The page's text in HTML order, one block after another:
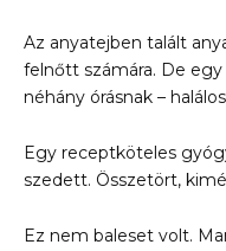
Az anyatejben talált
felnőtt számára. De
néhány órásnak –
Egy receptköteles
szedett. Összetört,
Ez nem baleset volt.